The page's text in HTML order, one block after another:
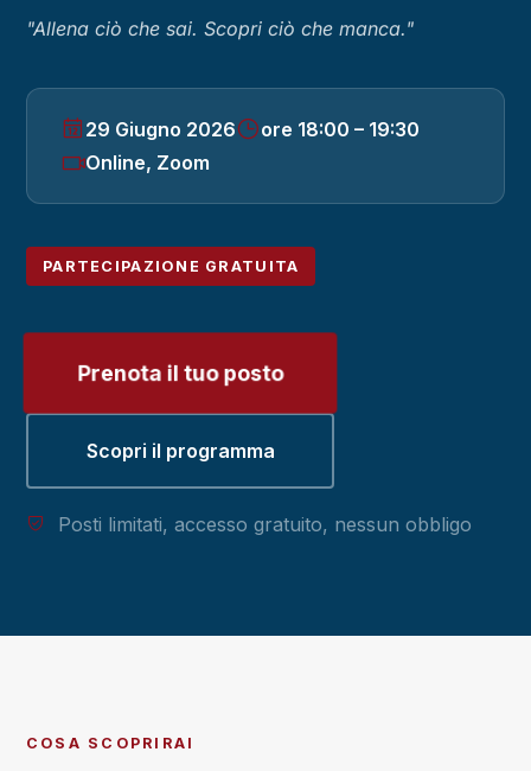
"Allena ciò che sai. Scopri ciò che manca."
29 Giugno 2026
ore 18:00 – 19:30
Online, Zoom
PARTECIPAZIONE GRATUITA
Prenota il tuo posto
Scopri il programma
Posti limitati, accesso gratuito, nessun obbligo
COSA SCOPRIRAI